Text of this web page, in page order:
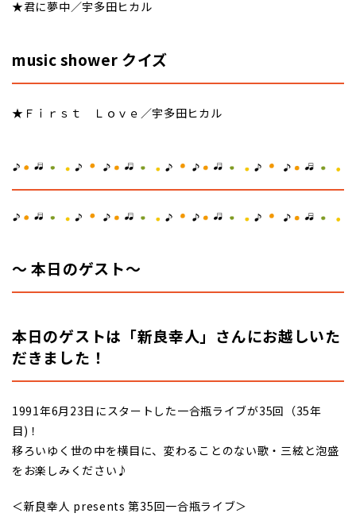
★君に夢中／宇多田ヒカル
music shower クイズ
★Ｆｉｒｓｔ Ｌｏｖｅ／宇多田ヒカル
～本日のゲスト～
本日のゲストは「新良幸人」さんにお越しいた
だきました！
1991年6月23日にスタートした一合瓶ライブが35回（35年
目)！
移ろいゆく世の中を横目に、変わることのない歌・三絃と泡盛
をお楽しみください♪
＜新良幸人 presents 第35回一合瓶ライブ＞